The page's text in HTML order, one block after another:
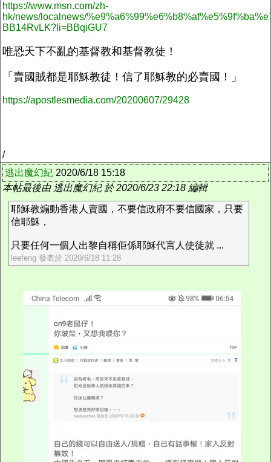
https://www.msn.com/zh-
hk/news/localnews/
BB14RvLK?li=BBqiGU7
唯恐天下不亂的基督教和基督教徒！
「賣國賊都是耶穌教徒！信了耶穌教的必賣國！」
https://apostlesmedia.com/20200607/29428
/
逃出魔幻紀 2020/6/18 15:18
本帖最後由 逃出魔幻紀 於 2020/6/23 22:18 編輯
耶穌教煽動香港人賣國，不要信政府不要信國家，只要
信耶穌，
只要任何一個人出黎自稱佢係耶穌代言人使徒就 ...
leefeng 發表於 2020/6/18 11:28